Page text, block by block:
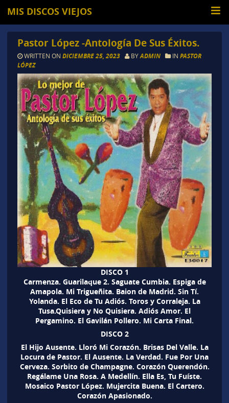
MIS DISCOS VIEJOS
Pastor López -Antología De Sus Éxitos.
WRITTEN ON DICIEMBRE 25, 2023 BYADMIN IN PASTOR
LÓPEZ
DISCO 1
Carmenza. Guarilaque 2. Saguate Cumbia. Espiga de
Amapola. Mi Trigueñita. Baion de Madrid. Sin Tí.
Yolanda. El Eco de Tu Adiós. Toros y Corraleja. La
Tusa.Quisiera y No Quisiera. Adiós Amor. El
Pergamino. El Gavilán Pollero. Mi Carta Final.
DISCO 2
El Hijo Ausente. Lloró Mi Corazón. Brisas Del Valle. La
Locura de Pastor. El Ausente. La Verdad. Fue Por Una
Cerveza. Sorbito de Champagne. Corazón Querendón.
Regálame Una Rosa. A Medellín. Ella Es, Tu Fuíste.
Mosaico Pastor López. Mujercita Buena. El Cartero.
Corazón Apasionado.